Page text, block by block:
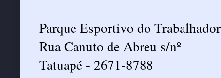
Parque Esportivo do
Rua Canuto de Abreu s/nº
Tatuapé - 2671-8788